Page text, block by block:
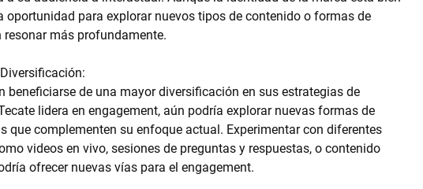
oportunidad para explorar nuevos tipos de contenido o formas de
más profundamente.
beneficiarse de una mayor diversificación en sus estrategias de
lidera en engagement, aún podría explorar nuevas formas de
que complementen su enfoque actual. Experimentar con diferentes
videos en vivo, sesiones de preguntas y respuestas, o contenido
ofrecer nuevas vías para el engagement.